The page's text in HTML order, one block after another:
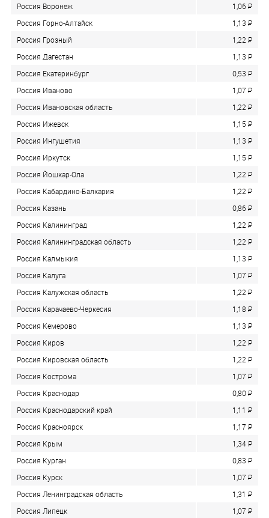
Россия Воронеж
1,06P
Россия Горно-Алтайск
1,13 P
Россия Грозный
1,22 P
Россия Дагестан
1,13 P
Россия Екатеринбург
0,53 P
Россия Иваново
1,07 P
Россия Ивановская область
1,22 P
Россия Ижевск
1,15 P
Россия Ингушетия
1,13 P
Россия Иркутск
1,15 P
Россия Йошкар-Ола
1,22 P
Россия Кабардино-Балкария
1,22 P
Россия Казань
0,86P
Россия Калининград
1,22 P
Россия Калининградская область
1,22 P
Россия Калмыкия
1,13 P
Россия Калуга
1,07 P
Россия Калужская область
1,22 P
Россия Карачаево-Черкесия
1,18 P
Россия Кемерово
1,13 P
Россия Киров
1,22 P
Россия Кировская область
1,22 P
Россия Кострома
1,07 P
Россия Краснодар
0,80P
Россия Краснодарский край
1,11 P
Россия Красноярск
1,17 P
Россия Крым
1,34P
Россия Курган
0,83 P
Россия Курск
1,07 P
Россия Ленинградская область
1,31 P
Россия Липецк
1,07 P